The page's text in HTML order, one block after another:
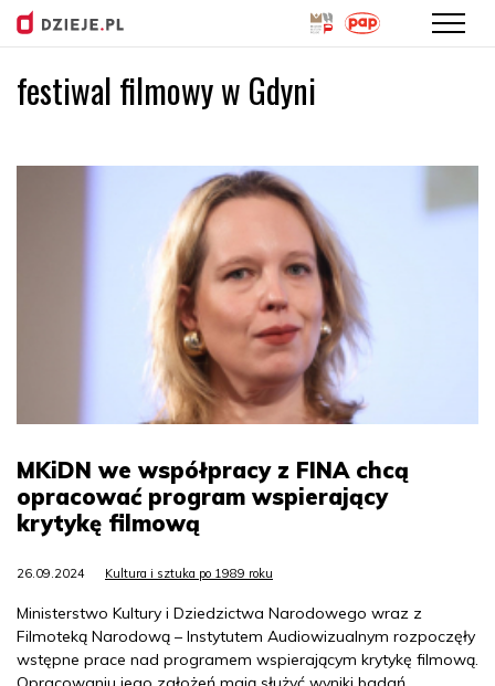
Przejdź
do
festiwal filmowy w Gdyni
MKiDN we współpracy z FINA chcą
opracować program wspierający
krytykę filmową
26.09.2024 Kultura i sztuka po 1989 roku
Ministerstwo Kultury i Dziedzictwa Narodowego wraz z
Filmoteką Narodową – Instytutem Audiowizualnym rozpoczęły
wstępne prace nad programem wspierającym krytykę filmową.